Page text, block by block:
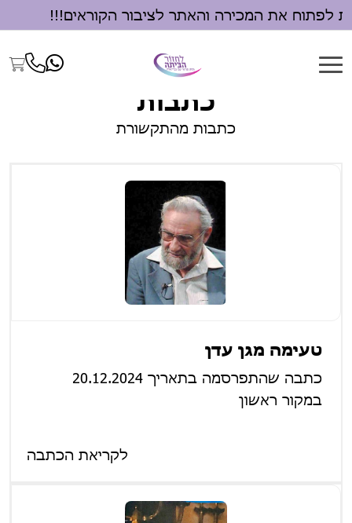
לפתוח את המכירה והאתר לציבור הקוראים!!!
כתבות
כתבות מהתקשורת
טעימה מגן עדן
כתבה שהתפרסמה בתאריך 20.12.2024
במקור ראשון
לקריאת הכתבה